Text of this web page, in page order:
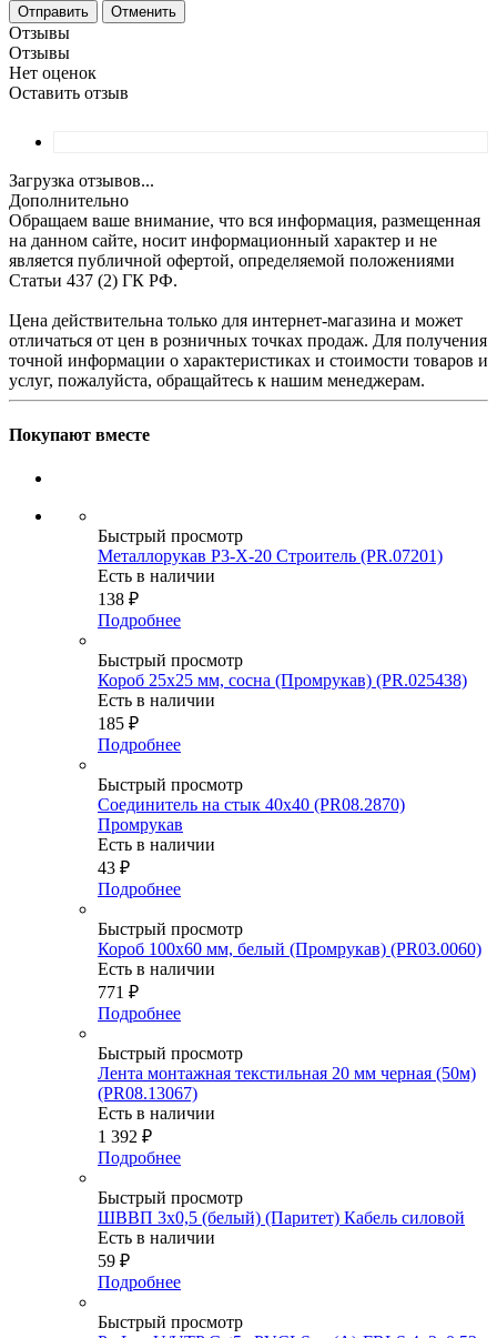
Отменить
Отзывы
Отзывы
Нет оценок
Оставить отзыв
Загрузка отзывов...
Дополнительно
Обращаем ваше внимание, что вся информация, размещенная
на данном сайте, носит информационный характер и не
является публичной офертой, определяемой положениями
Статьи 437 (2) ГК РФ.
Цена действительна только для интернет-магазина и может
отличаться от цен в розничных точках продаж. Для получения
точной информации о характеристиках и стоимости товаров и
услуг, пожалуйста, обращайтесь к нашим менеджерам.
Покупают вместе
Быстрый просмотр
Металлорукав Р3-Х-20 Строитель (PR.07201)
Есть в наличии
138 ₽
Подробнее
Быстрый просмотр
Короб 25х25 мм, сосна (Промрукав) (PR.025438)
Есть в наличии
185 ₽
Подробнее
Быстрый просмотр
Соединитель на стык 40х40 (PR08.2870)
Промрукав
Есть в наличии
43 ₽
Подробнее
Быстрый просмотр
Короб 100х60 мм, белый (Промрукав) (PR03.0060)
Есть в наличии
771 ₽
Подробнее
Быстрый просмотр
Лента монтажная текстильная 20 мм черная (50м)
(PR08.13067)
Есть в наличии
1 392 ₽
Подробнее
Быстрый просмотр
ШВВП 3х0,5 (белый) (Паритет) Кабель силовой
Есть в наличии
59 ₽
Подробнее
Быстрый просмотр